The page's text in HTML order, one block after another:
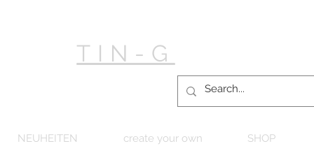
TIN-G
NEUHEITEN create your own SHOP